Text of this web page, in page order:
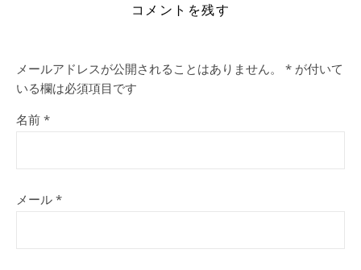
コメントを残す
メールアドレスが公開されることはありません。 * が付いて
いる欄は必須項目です
名前 *
メール *